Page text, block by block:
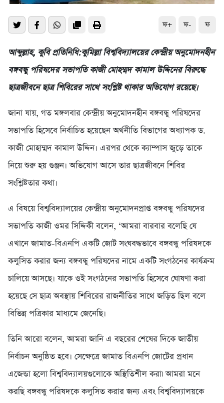
ফ+ ফ- ফ
আব্দুল্লাহ, কুবি প্রতিনিধি:কুমিল্লা বিশ্ববিদ্যালয়ের কেন্দ্রীয় অনুমোদনহীন
বঙ্গবন্ধু পরিষদের সভাপতি কাজী মোহম্মদ কামাল উদ্দিনের বিরুদ্ধে
ছাত্রজীবনে ছাত্র শিবিরের সাথে সংশ্লিষ্ট থাকার অভিযোগ রয়েছে।
জানা যায়, গত মঙ্গলবার কেন্দ্রীয় অনুমোদনহীন বঙ্গবন্ধু পরিষদের
সভাপতি হিসেবে নির্বাচিত হয়েছেন অর্থনীতি বিভাগের অধ্যাপক ড.
কাজী মোহাম্মদ কামাল উদ্দিন। এরপর থেকে ক্যাম্পাস জুড়ে তাকে
নিয়ে শুরু হয় গুঞ্জন। অভিযোগ আসে তার ছাত্রজীবনে শিবির
সংশ্লিষ্টতার কথা।
এ বিষয়ে বিশ্ববিদ্যালয়ের কেন্দ্রীয় অনুমোদনপ্রাপ্ত বঙ্গবন্ধু পরিষদের
সভাপতি কাজী ওমর সিদ্দিকী বলেন, ‘আমরা বারবার বলেছি যে
এখানে জামাত-বিএনপি একটি জোট সংঘবদ্ধভাবে বঙ্গবন্ধু পরিষদকে
কলুসিত করার জন্য বঙ্গবন্ধু পরিষদের নামে একটি সংগঠনের কার্যক্রম
চালিয়ে আসছে। যাকে ওই সংগঠনের সভাপতি হিসেবে ঘোষণা করা
হয়েছে সে ছাত্র অবস্থায় শিবিরের রাজনীতির সাথে জড়িত ছিল বলে
বিভিন্ন পত্রিকার মাধ্যমে জেনেছি।
তিনি আরো বলেন, আমরা জানি এ বছরের শেষের দিকে জাতীয়
নির্বাচন অনুষ্ঠিত হবে। সেক্ষেত্রে জামাত বিএনপি জোটের প্রধান
এজেন্ডা হলো বিশ্ববিদ্যালয়গুলোকে অস্থিতিশীল করা৷ আমরা মনে
করছি বঙ্গবন্ধু পরিষদকে কলুসিত করার জন্য এবং বিশ্ববিদ্যালয়কে